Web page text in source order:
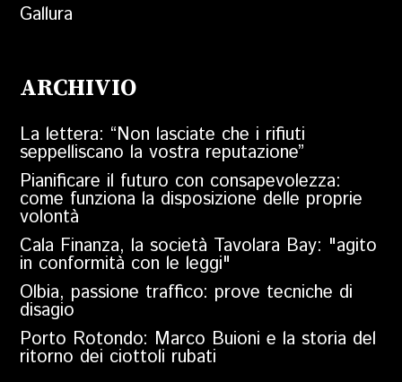
Gallura
ARCHIVIO
La lettera: “Non lasciate che i rifiuti
seppelliscano la vostra reputazione”
Pianificare il futuro con consapevolezza:
come funziona la disposizione delle proprie
volontà
Cala Finanza, la società Tavolara Bay: "agito
in conformità con le leggi"
Olbia, passione traffico: prove tecniche di
disagio
Porto Rotondo: Marco Buioni e la storia del
ritorno dei ciottoli rubati